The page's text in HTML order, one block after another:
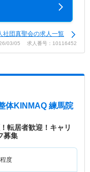
社団真聖会の求人一覧
03/05 求人番号：10116452
体KINMAQ 練馬院
転居者歓迎！キャリ
募集
程度